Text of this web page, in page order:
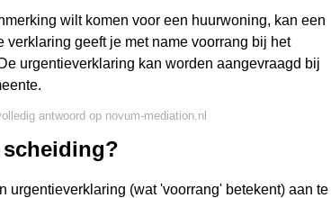
wilt komen voor een huurwoning, kan een
geeft je met name voorrang bij het
urgentieverklaring kan worden aangevraagd bij
antwoord op novum-mediation.nl
urgentieverklaring (wat 'voorrang' betekent) aan te